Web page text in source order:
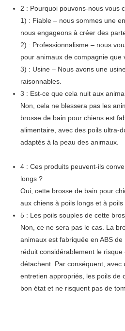
2 : Pourquoi pouvons-nous vous
1) : Fiable – nous sommes une
nous engageons à créer des
2) : Professionnalisme – nous
pour animaux de compagnie que
3) : Usine – Nous avons une
raisonnables.
3 : Est-ce que cela nuit aux
Non, cela ne blessera pas les
brosse de bain pour chiens est
alimentaire, avec des poils ultra-
adaptés à la peau des animaux.
4 : Ces produits peuvent-ils
longs ?
Oui, cette brosse de bain pour
aux chiens à poils longs et à poils
5 : Les poils souples de cette
Non, ce ne sera pas le cas. La
animaux est fabriquée en ABS
réduit considérablement le risque
détachent. Par conséquent, avec
entretien appropriés, les poils de
bon état et ne risquent pas de